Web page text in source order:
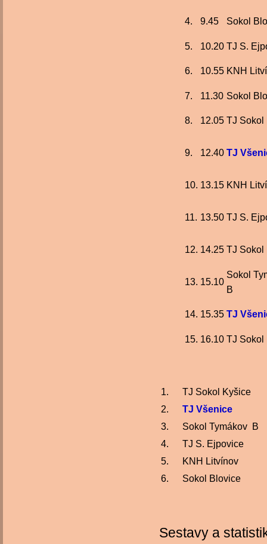
4. 9.45 Sokol
5. 10.20 TJ S.
6. 10.55 KNH
7. 11.30 Sokol
8. 12.05 TJ Sokol
9. 12.40 TJ
10. 13.15 KNH
11. 13.50 TJ S.
12. 14.25 TJ Sokol
13. 15.10
Sokol
B
14. 15.35 TJ
15. 16.10 TJ Sokol
1.
TJ Sokol Kyšice
2.
TJ Všenice
3.
Sokol Tymákov B
4.
TJ S. Ejpovice
5.
KNH Litvínov
6.
Sokol Blovice
Sestavy a